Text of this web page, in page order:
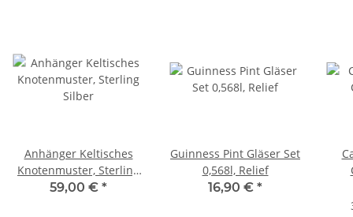
Anhänger Keltisches
Knotenmuster, Sterling
Silber
59,00 € *
Guinness Pint Gläser Set
0,568l, Relief
16,90 € *